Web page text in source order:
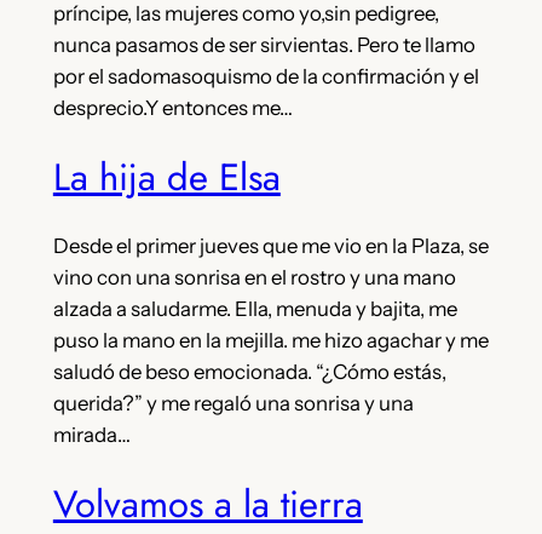
príncipe, las mujeres como yo,sin pedigree,
nunca pasamos de ser sirvientas. Pero te llamo
por el sadomasoquismo de la confirmación y el
desprecio.Y entonces me…
La hija de Elsa
Desde el primer jueves que me vio en la Plaza, se
vino con una sonrisa en el rostro y una mano
alzada a saludarme. Ella, menuda y bajita, me
puso la mano en la mejilla. me hizo agachar y me
saludó de beso emocionada. “¿Cómo estás,
querida?” y me regaló una sonrisa y una
mirada…
Volvamos a la tierra